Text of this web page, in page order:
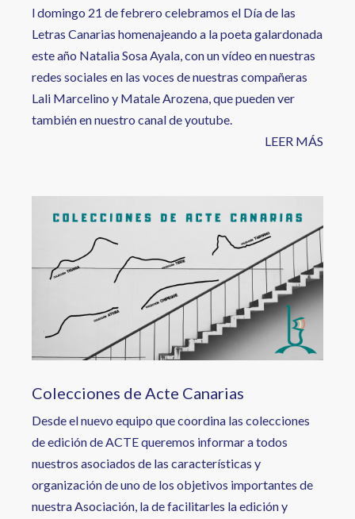
l domingo 21 de febrero celebramos el Día de las
Letras Canarias homenajeando a la poeta galardonada
este año Natalia Sosa Ayala, con un vídeo en nuestras
redes sociales en las voces de nuestras compañeras
Lali Marcelino y Matale Arozena, que pueden ver
también en nuestro canal de youtube.
LEER MÁS
Colecciones de Acte Canarias
Desde el nuevo equipo que coordina las colecciones
de edición de ACTE queremos informar a todos
nuestros asociados de las características y
organización de uno de los objetivos importantes de
nuestra Asociación, la de facilitarles la edición y